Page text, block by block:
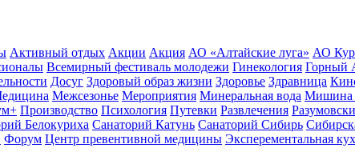
Активный отдых Акции Акция АО «Алтайские луга» АО
Всемирный фестиваль молодежи Гинекология Горный
Досуг Здоровый образ жизни Здоровье Здравница
Межсезонье Мероприятия Минеральная вода Мишина
Производство Психология Путевки Развлечения
Белокуриха Санаторий Катунь Санаторий Сибирь
Форум Центр превентивной медицины Эксперементальная